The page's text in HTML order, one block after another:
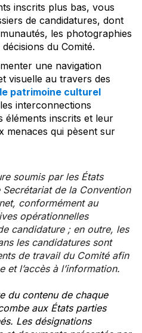
inscrits plus bas, vous
de candidatures, dont
les photographies
du Comité.
une navigation
visuelle au travers des
patrimoine culturel
interconnections
éléments inscrits et leur
menaces qui pèsent sur
soumis par les États
de la Convention
conformément au
opérationnelles
candidature ; en outre, les
les candidatures sont
de travail du Comité afin
et l’accès à l’information.
du contenu de chaque
aux États parties
Les désignations